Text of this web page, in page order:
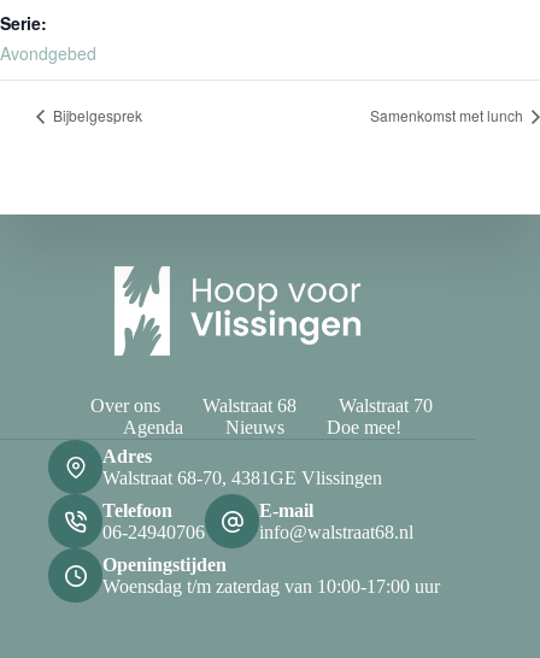
Serie:
Avondgebed
Bijbelgesprek Samenkomst met lunch
Over ons Walstraat 68
Walstraat 70
Agenda
Nieuws
Doe mee!
Adres
Walstraat 68-70, 4381GE Vlissingen
Telefoon
06-24940706
E-mail
info@walstraat68.nl
Openingstijden
Woensdag t/m zaterdag van 10:00-17:00 uur